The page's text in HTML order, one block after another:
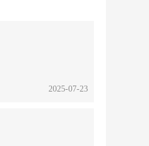
2025-07-23